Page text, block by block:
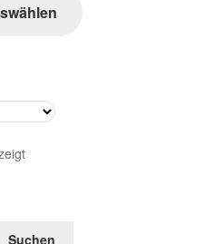
Nach
Suchen